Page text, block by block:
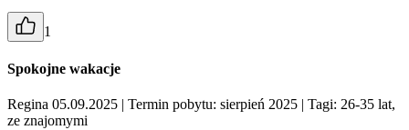
1
Spokojne wakacje
Regina 05.09.2025 | Termin pobytu: sierpień 2025 | Tagi: 26-35 lat,
ze znajomymi